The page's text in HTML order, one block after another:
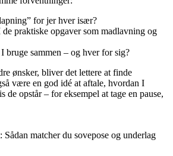
for jer hver især?
praktiske opgaver som madlavning og
bruge sammen – og hver for sig?
ønsker, bliver det lettere at finde
være en god idé at aftale, hvordan I
de opstår – for eksempel at tage en pause,
matcher du sovepose og underlag